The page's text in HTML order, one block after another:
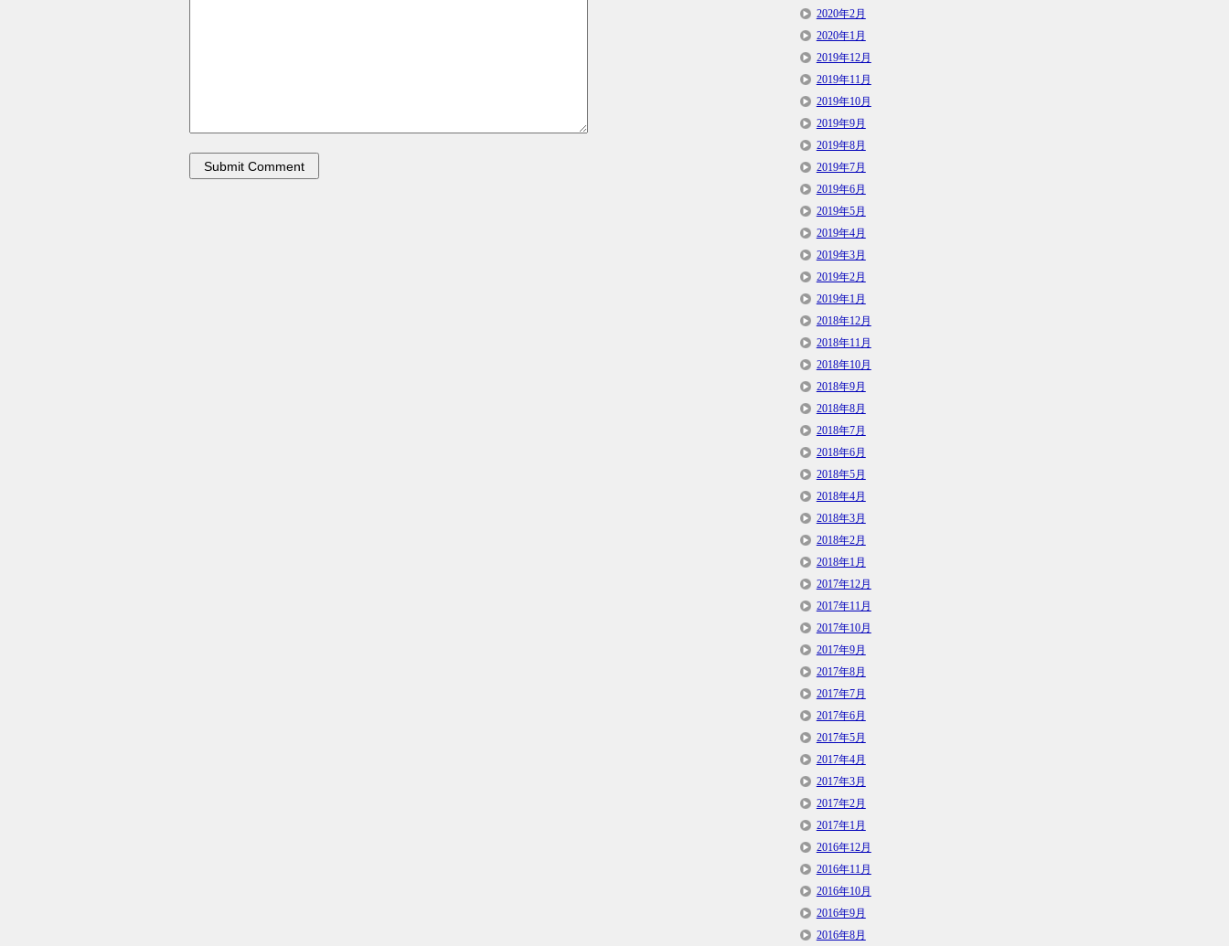
2020年2月
2020年1月
2019年12月
2019年11月
2019年10月
2019年9月
2019年8月
2019年7月
2019年6月
2019年5月
2019年4月
2019年3月
2019年2月
2019年1月
2018年12月
2018年11月
2018年10月
2018年9月
2018年8月
2018年7月
2018年6月
2018年5月
2018年4月
2018年3月
2018年2月
2018年1月
2017年12月
2017年11月
2017年10月
2017年9月
2017年8月
2017年7月
2017年6月
2017年5月
2017年4月
2017年3月
2017年2月
2017年1月
2016年12月
2016年11月
2016年10月
2016年9月
2016年8月